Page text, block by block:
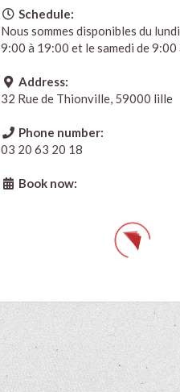
Schedule:
Nous sommes disponibles du
9:00 à 19:00 et le samedi de 9:00
Address:
32 Rue de Thionville, 59000 lille
Phone number:
03 20 63 20 18
Book now: